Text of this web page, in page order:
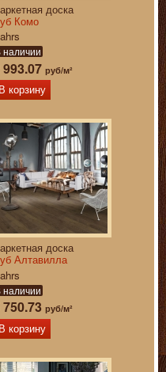
доска
Комо
наличии
993.07 руб/м²
В корзину
доска
Алтавилла
наличии
750.73 руб/м²
В корзину